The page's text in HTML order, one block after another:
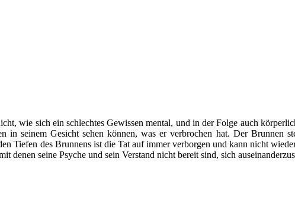
wie sich ein schlechtes Gewissen mental, und in der Folge auch
seinem Gesicht sehen können, was er verbrochen hat. Der Brunnen
Tiefen des Brunnens ist die Tat auf immer verborgen und kann nicht
seine Psyche und sein Verstand nicht bereit sind, sich